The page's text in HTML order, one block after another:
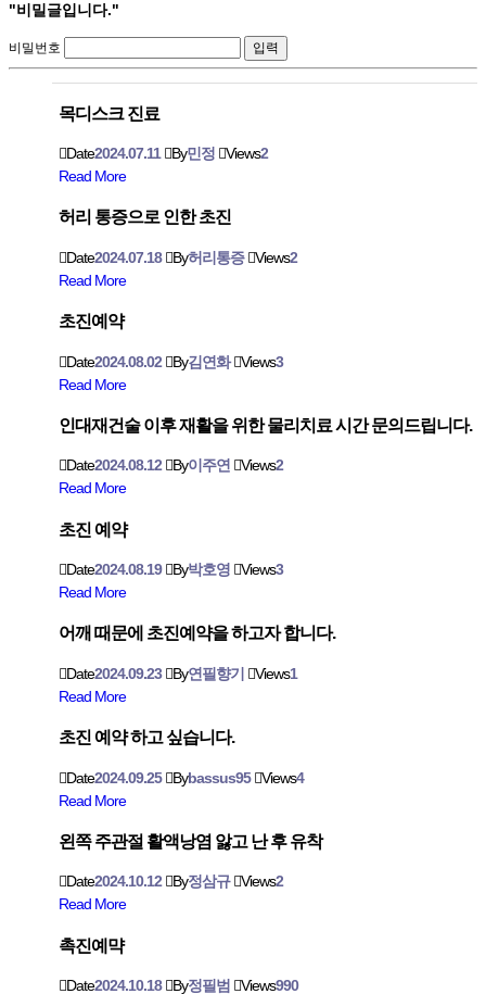
"비밀글입니다."
비밀번호
목디스크 진료
Date2024.07.11 By민정 Views2
Read More
허리 통증으로 인한 초진
Date2024.07.18 By허리통증 Views2
Read More
초진예약
Date2024.08.02 By김연화 Views3
Read More
인대재건술 이후 재활을 위한 물리치료 시간 문의드립니다.
Date2024.08.12 By이주연 Views2
Read More
초진 예약
Date2024.08.19 By박호영 Views3
Read More
어깨 때문에 초진예약을 하고자 합니다.
Date2024.09.23 By연필향기 Views1
Read More
초진 예약 하고 싶습니다.
Date2024.09.25 Bybassus95 Views4
Read More
왼쪽 주관절 활액낭염 앓고 난 후 유착
Date2024.10.12 By정삼규 Views2
Read More
촉진예먁
Date2024.10.18 By정필범 Views990